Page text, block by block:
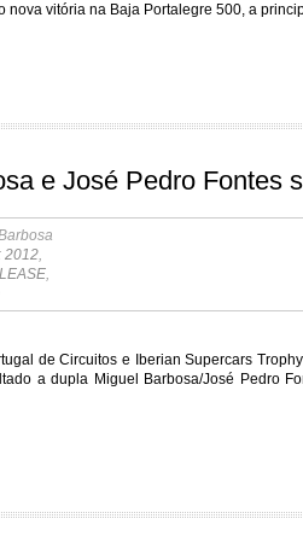
nova vitória na Baja Portalegre 500, a
e José Pedro Fontes
2012,
,
de Circuitos e Iberian Supercars
a dupla Miguel Barbosa/José Pedro